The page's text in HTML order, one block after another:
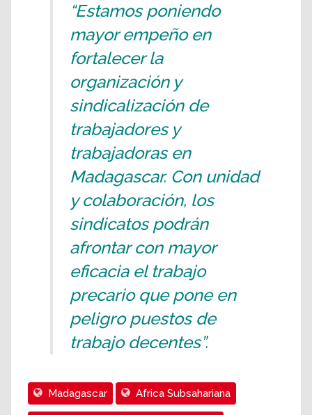
“Estamos poniendo
mayor empeño en
fortalecer la
organización y
sindicalización de
trabajadores y
trabajadoras en
Madagascar. Con unidad
y colaboración, los
sindicatos podrán
afrontar con mayor
eficacia el trabajo
precario que pone en
peligro puestos de
trabajo decentes”.
Madagascar Africa Subsahariana